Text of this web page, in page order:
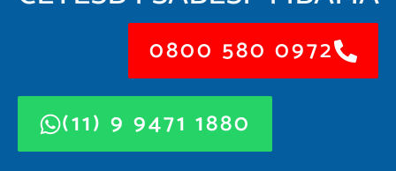
0800 580 0972
(11) 9 9471 1880